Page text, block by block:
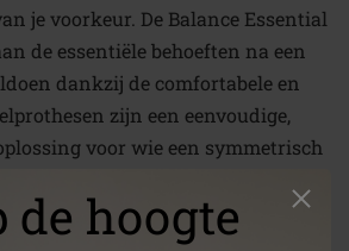
de hoogte
je voorkeur. De Balance Essential
de essentiële behoeften na een
dankzij de comfortabele en
zijn een eenvoudige,
voor wie een symmetrisch